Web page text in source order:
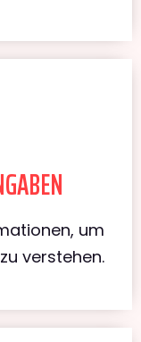
um
verstehen.